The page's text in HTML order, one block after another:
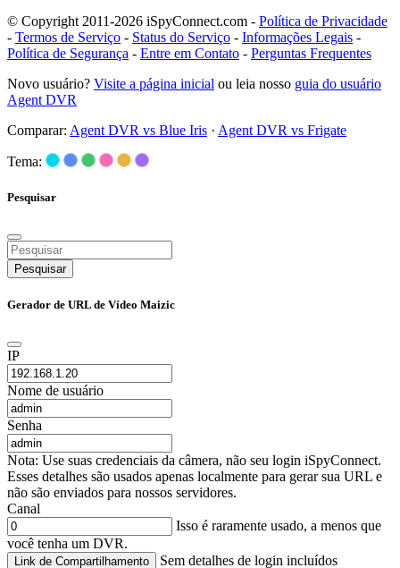
© Copyright 2011-2026 iSpyConnect.com - Política de Privacidade
- Termos de Serviço - Status do Serviço - Informações Legais -
Política de Segurança - Entre em Contato - Perguntas Frequentes
Novo usuário? Visite a página inicial ou leia nosso guia do usuário
Agent DVR
Comparar: Agent DVR vs Blue Iris · Agent DVR vs Frigate
Tema:
Pesquisar
Pesquisar
Gerador de URL de Vídeo Maizic
IP
Nome de usuário
Senha
Nota: Use suas credenciais da câmera, não seu login iSpyConnect.
Esses detalhes são usados apenas localmente para gerar sua URL e
não são enviados para nossos servidores.
Canal
Isso é raramente usado, a menos que
você tenha um DVR.
Link de Compartilhamento Sem detalhes de login incluídos